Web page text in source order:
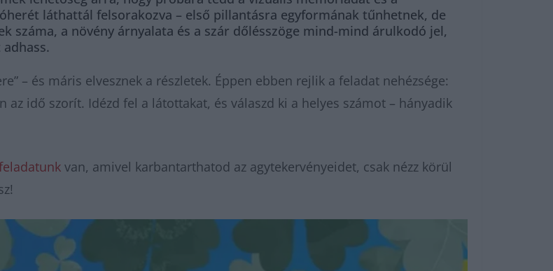
láthattál felsorakozva – első pillantásra egyformának tűnhetnek, de
száma, a növény árnyalata és a szár dőlésszöge mind-mind árulkodó jel,
– és máris elvesznek a részletek. Éppen ebben rejlik a feladat nehézsége:
idő szorít. Idézd fel a látottakat, és válaszd ki a helyes számot – hányadik
van, amivel karbantarthatod az agytekervényeidet, csak nézz körül